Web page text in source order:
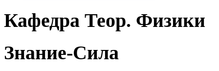
Кафедра Теор. Физики
Знание-Сила